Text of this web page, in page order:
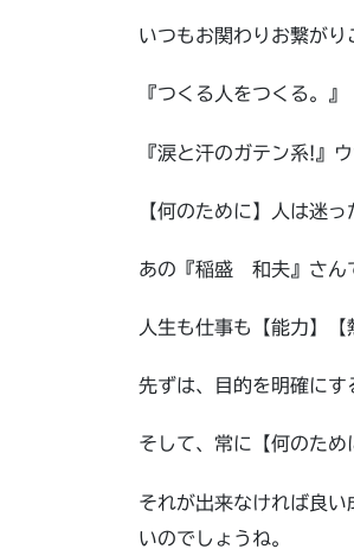
いつもお関わりお繋がり
『つくる人をつくる。』
『涙と汗のガテン系!』
【何のために】人は迷
あの『稲盛 和夫』さん
人生も仕事も【能力】
先ずは、目的を明確にす
そして、常に【何のため
それが出来なければ良
いのでしょうね。